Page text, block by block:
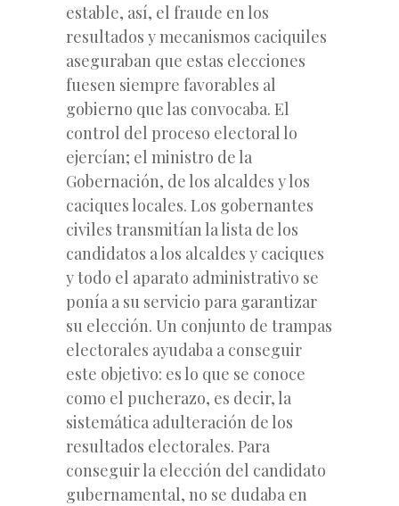
estable, así, el fraude en los
resultados y mecanismos caciquiles
aseguraban que estas elecciones
fuesen siempre favorables al
gobierno que las convocaba. El
control del proceso electoral lo
ejercían; el ministro de la
Gobernación, de los alcaldes y los
caciques locales. Los gobernantes
civiles transmitían la lista de los
candidatos a los alcaldes y caciques
y todo el aparato administrativo se
ponía a su servicio para garantizar
su elección. Un conjunto de trampas
electorales ayudaba a conseguir
este objetivo: es lo que se conoce
como el pucherazo, es decir, la
sistemática adulteración de los
resultados electorales. Para
conseguir la elección del candidato
gubernamental, no se dudaba en